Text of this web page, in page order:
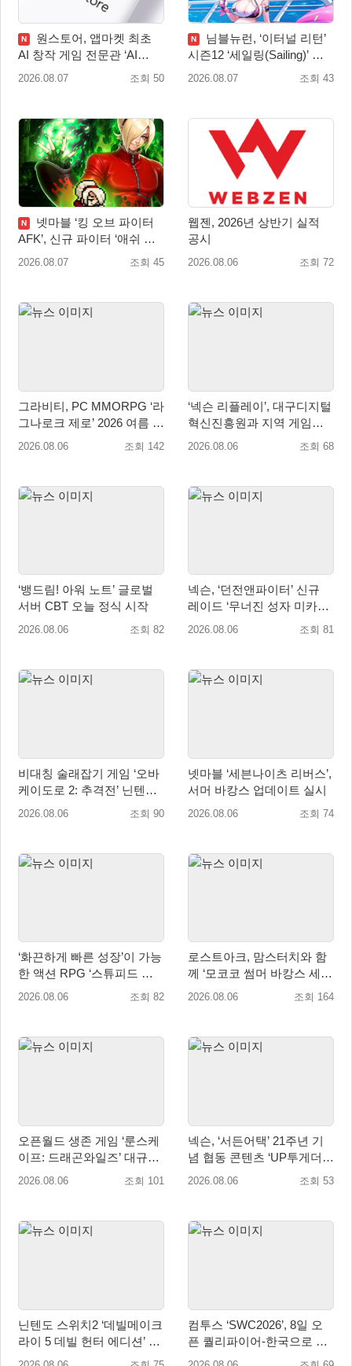
N
원스토어, 앱마켓 최초
AI 창작 게임 전문관 ‘AI
Games’ 오픈
2026.08.07 조회 50
N
님블뉴런, ‘이터널 리턴’
시즌12 ‘세일링(Sailing)’ 프
리시즌 시작
2026.08.07 조회 43
N
넷마블 ‘킹 오브 파이터
AFK’, 신규 파이터 ‘애쉬 크
림존’ 업데이트
2026.08.07 조회 45
웹젠, 2026년 상반기 실적
공시
2026.08.06 조회 72
그라비티, PC MMORPG ‘라
그나로크 제로’ 2026 여름 프
로모션 진행!
2026.08.06 조회 142
‘넥슨 리플레이’, 대구디지털
혁신진흥원과 지역 게임산
업 육성 위한 업무협약 체결
2026.08.06 조회 68
‘뱅드림! 아워 노트’ 글로벌
서버 CBT 오늘 정식 시작
2026.08.06 조회 82
넥슨, ‘던전앤파이터’ 신규
레이드 ‘무너진 성자 미카엘
라’ 업데이트!
2026.08.06 조회 81
비대칭 술래잡기 게임 ‘오바
케이도로 2: 추격전’ 닌텐도
eShop 출시
2026.08.06 조회 90
넷마블 ‘세븐나이츠 리버스’,
서머 바캉스 업데이트 실시
2026.08.06 조회 74
‘화끈하게 빠른 성장’이 가능
한 액션 RPG ‘스튜피드 네
버 다이즈’ 패키지판 예약판
2026.08.06 조회 82
로스트아크, 맘스터치와 함
께 ‘모코코 썸머 바캉스 세
트’ 출시
2026.08.06 조회 164
오픈월드 생존 게임 ‘룬스케
이프: 드래곤와일즈’ 대규모
유저 편의성 개선 및 사이드
2026.08.06 조회 101
넥슨, ‘서든어택’ 21주년 기
념 협동 콘텐츠 ‘UP투게더’
업데이트
2026.08.06 조회 53
닌텐도 스위치2 ‘데빌메이크
라이 5 데빌 헌터 에디션’ 패
키지 제품 8월 7일 예약판매
컴투스 ‘SWC2026’, 8일 오
픈 퀄리파이어-한국으로 시
즌 개막!